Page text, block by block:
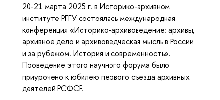
20-21 марта 2025 г. в Историко-архивном
институте РГГУ состоялась международная
конференция «Историко-архивоведение: архивы,
архивное дело и архивоведческая мысль в России
и за рубежом. История и современность».
Проведение этого научного форума было
приурочено к юбилею первого съезда архивных
деятелей РСФСР.